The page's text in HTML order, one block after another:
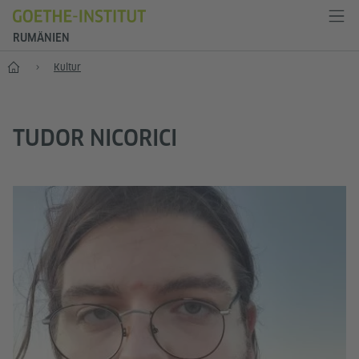
RUMÄNIEN
Start Kultur
TUDOR NICORICI